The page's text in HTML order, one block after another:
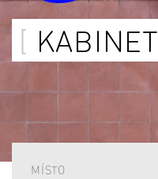
MÍSTO